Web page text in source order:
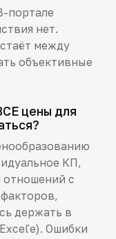
портале
нет.
между
объективные
цены для
КП,
отношений с
держать в
Ошибки